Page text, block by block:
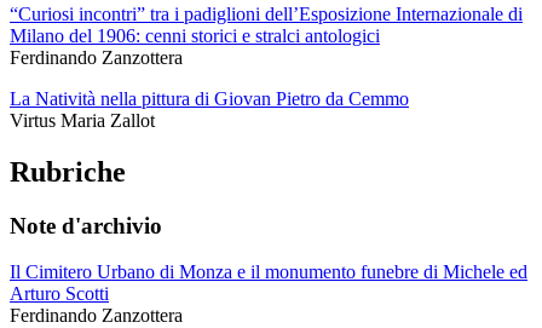
“Curiosi incontri” tra i padiglioni dell’Esposizione Internazionale di
Milano del 1906: cenni storici e stralci antologici
Ferdinando Zanzottera
La Natività nella pittura di Giovan Pietro da Cemmo
Virtus Maria Zallot
Rubriche
Note d'archivio
Il Cimitero Urbano di Monza e il monumento funebre di Michele ed
Arturo Scotti
Ferdinando Zanzottera